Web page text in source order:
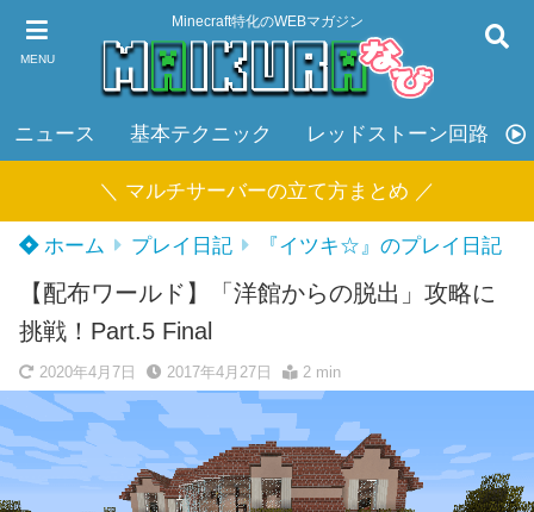
MENU
Minecraft特化のWEBマガジン
ニュース 基本テクニック レッドストーン回路
＼ マルチサーバーの立て方まとめ ／
ホーム プレイ日記 『イツキ☆』のプレイ日記
【配布ワールド】「洋館からの脱出」攻略に
挑戦！Part.5 Final
2020年4月7日 2017年4月27日 2 min